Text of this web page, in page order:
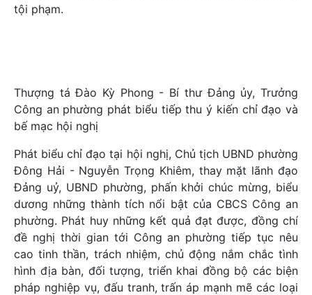
tội phạm.
Thượng tá Đào Kỳ Phong - Bí thư Đảng ủy, Trưởng
Công an phường phát biểu tiếp thu ý kiến chỉ đạo và
bế mạc hội nghị
Phát biểu chỉ đạo tại hội nghị, Chủ tịch UBND phường
Đông Hải - Nguyễn Trọng Khiêm, thay mặt lãnh đạo
Đảng uỷ, UBND phường, phấn khởi chúc mừng, biểu
dương những thành tích nổi bật của CBCS Công an
phường. Phát huy những kết quả đạt được, đồng chí
đề nghị thời gian tới Công an phường tiếp tục nêu
cao tinh thần, trách nhiệm, chủ động nắm chắc tình
hình địa bàn, đối tượng, triển khai đồng bộ các biện
pháp nghiệp vụ, đấu tranh, trấn áp mạnh mẽ các loại